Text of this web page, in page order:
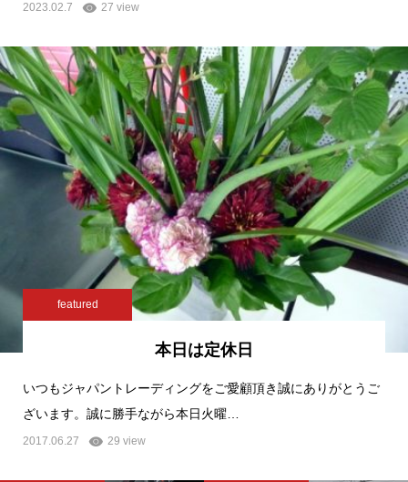
2023.02.7 27 view
featured
本日は定休日
いつもジャパントレーディングをご愛顧頂き誠にありがとうご
ざいます。誠に勝手ながら本日火曜…
2017.06.27 29 view